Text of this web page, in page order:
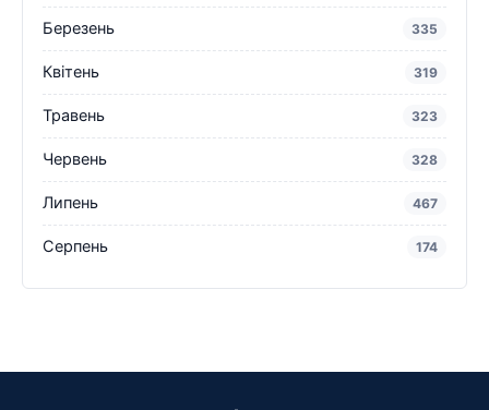
Березень 335
Квітень 319
Травень 323
Червень 328
Липень 467
Серпень 174